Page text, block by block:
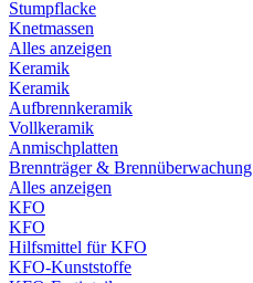
Stumpflacke
Knetmassen
Alles anzeigen
Keramik
Keramik
Aufbrennkeramik
Vollkeramik
Anmischplatten
Brennträger & Brennüberwachung
Alles anzeigen
KFO
KFO
Hilfsmittel für KFO
KFO-Kunststoffe